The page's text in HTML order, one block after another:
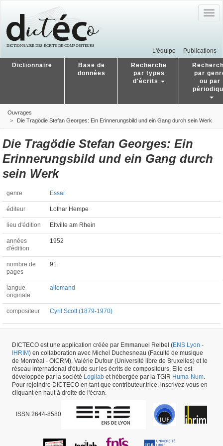
L'équipe Publications
Dictionnaire
Base de
données
Recherche
par types
d'écrits
par
ou par
Ouvrages
Die Tragödie Stefan Georges: Ein Erinnerungsbild und ein Gang durch sein Werk
Die Tragödie Stefan Georges: Ein
Erinnerungsbild und ein Gang durch
sein Werk
genre Essai
éditeur Lothar Hempe
lieu d'édition Eltville am Rhein
années
d'édition
1952
nombre de
pages
91
langue
originale
allemand
compositeur Cyril Scott (1879-1970)
traducteur Ilse Schneider
Ouvrage #63941 -créé le 11/01/2024 par Tommaso Vigna
DICTECO est une application créée par Emmanuel Reibel (ENS Lyon -
IHRIM) en collaboration avec Michel Duchesneau (Faculté de musique
de Montréal - OICRM), Valérie Dufour (Université libre de Bruxelles) et le
réseau international d'étude sur les écrits de compositeurs. Elle est
développée par la société Logilab et hébergée par la TGIR Huma-Num
Pour rejoindre DICTECO en tant que contributeur.trice, inscrivez-vous en
cliquant en haut à droite de l'écran.
ISSN 2644-8580